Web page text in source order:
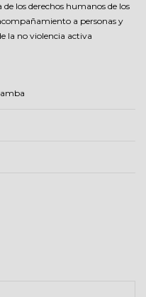
los derechos humanos de los
a personas y
la no violencia activa